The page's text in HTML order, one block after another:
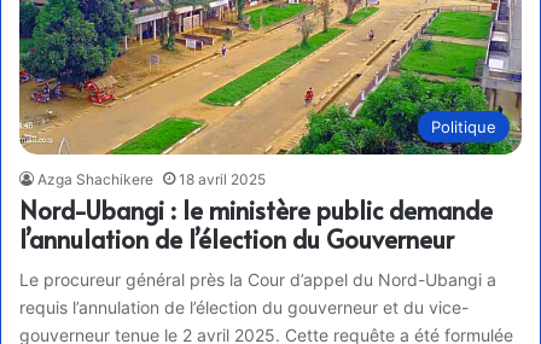
Politique
Azga Shachikere 18 avril 2025
Nord-Ubangi : le ministère public demande
l’annulation de l’élection du Gouverneur
Le procureur général près la Cour d’appel du Nord-Ubangi a
requis l’annulation de l’élection du gouverneur et du vice-
gouverneur tenue le 2 avril 2025. Cette requête a été formulée